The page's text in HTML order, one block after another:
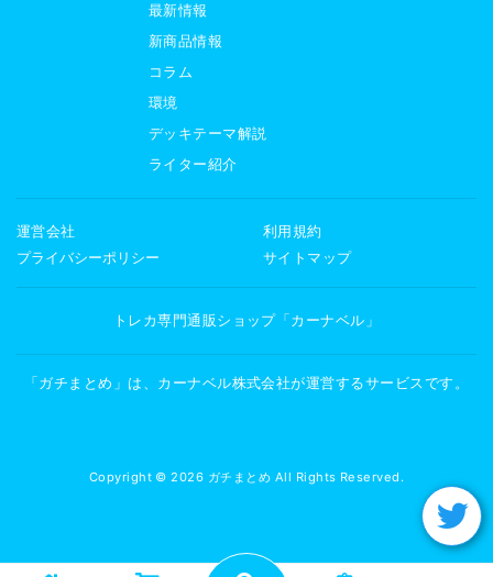
最新情報
新商品情報
コラム
環境
デッキテーマ解説
ライター紹介
運営会社
利用規約
プライバシーポリシー
サイトマップ
トレカ専門通販ショップ「カーナベル」
「ガチまとめ」は、カーナベル株式会社が運営するサービスです。
Copyright © 2026 ガチまとめ All Rights Reserved.